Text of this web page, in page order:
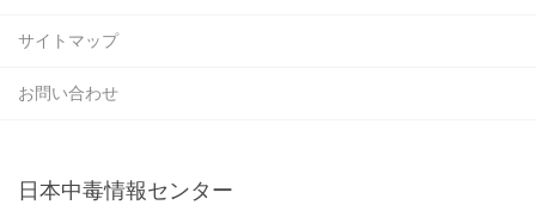
サイトマップ
お問い合わせ
日本中毒情報センター